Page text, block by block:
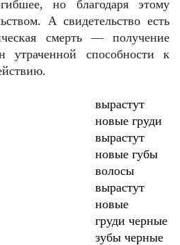
но благодаря этому
А свидетельство есть
смерть — получение
утраченной способности к
вырастут
новые груди
вырастут
новые губы
волосы
вырастут
новые
груди черные
зубы черные